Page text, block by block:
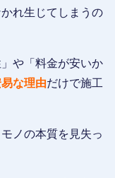
れ生じてしまうの
や「料金が安いか
な理由だけで施工
ノの本質を見失っ